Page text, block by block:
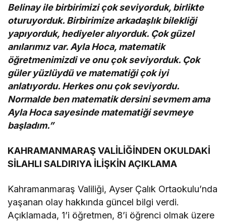
Belinay ile birbirimizi çok seviyorduk, birlikte
oturuyorduk. Birbirimize arkadaşlık bilekliği
yapıyorduk, hediyeler alıyorduk. Çok güzel
anılarımız var. Ayla Hoca, matematik
öğretmenimizdi ve onu çok seviyorduk. Çok
güler yüzlüydü ve matematiği çok iyi
anlatıyordu. Herkes onu çok seviyordu.
Normalde ben matematik dersini sevmem ama
Ayla Hoca sayesinde matematiği sevmeye
başladım.”
KAHRAMANMARAŞ VALİLİĞİNDEN OKULDAKİ
SİLAHLI SALDIRIYA İLİŞKİN AÇIKLAMA
Kahramanmaraş Valiliği, Ayser Çalık Ortaokulu’nda
yaşanan olay hakkında güncel bilgi verdi.
Açıklamada, 1’i öğretmen, 8’i öğrenci olmak üzere